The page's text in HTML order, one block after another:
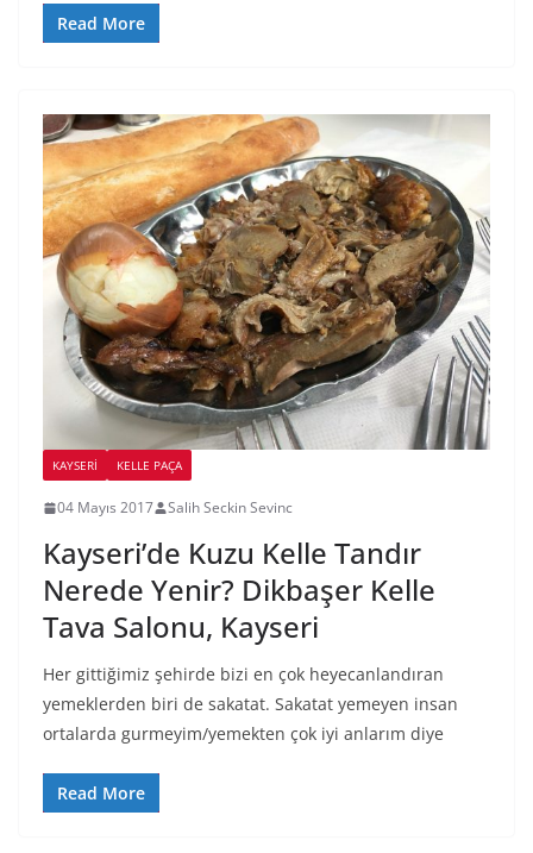
Read More
KAYSERI KELLE PAÇA
04 Mayıs 2017 Salih Seckin Sevinc
Kayseri’de Kuzu Kelle Tandır
Nerede Yenir? Dikbaşer Kelle
Tava Salonu, Kayseri
Her gittiğimiz şehirde bizi en çok heyecanlandıran
yemeklerden biri de sakatat. Sakatat yemeyen insan
ortalarda gurmeyim/yemekten çok iyi anlarım diye
Read More